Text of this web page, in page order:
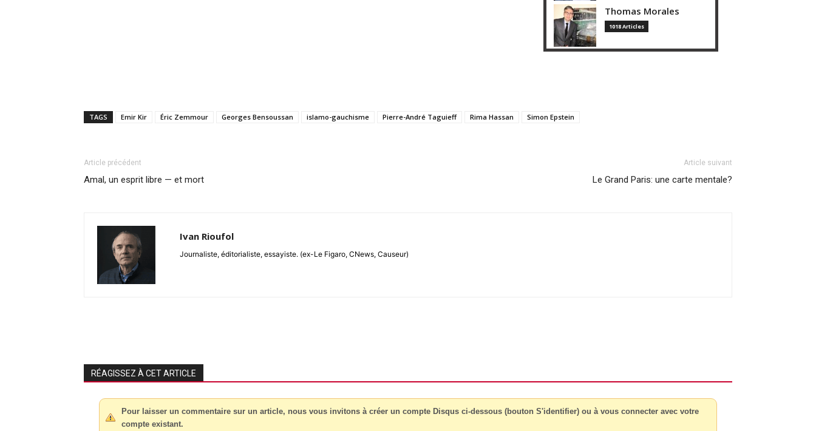
Thomas Morales
1018 Articles
TAGS Emir Kir Éric Zemmour Georges Bensoussan islamo-gauchisme Pierre-André Taguieff Rima Hassan Simon Epstein
Article précédent
Amal, un esprit libre — et mort
Article suivant
Le Grand Paris: une carte mentale?
Ivan Rioufol
Journaliste, éditorialiste, essayiste. (ex-Le Figaro, CNews, Causeur)
RÉAGISSEZ À CET ARTICLE
Pour laisser un commentaire sur un article, nous vous invitons à créer un compte Disqus ci-dessous (bouton S'identifier) ou à vous connecter avec votre
compte existant.